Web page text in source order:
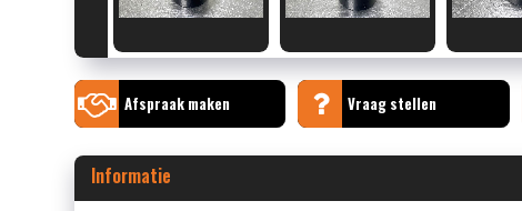
Afspraak maken Vraag stellen
Informatie